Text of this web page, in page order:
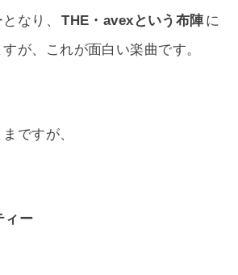
なり、
THE・avexという布陣に
が、これが面白い楽曲です。
ですが、
ィー